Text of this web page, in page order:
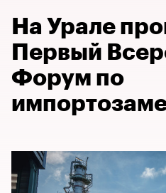
На Урале
Первый
Форум по